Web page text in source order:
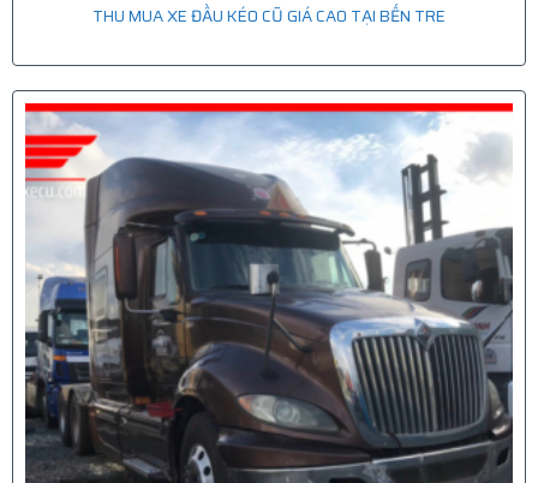
THU MUA XE ĐẦU KÉO CŨ GIÁ CAO TẠI BẾN TRE